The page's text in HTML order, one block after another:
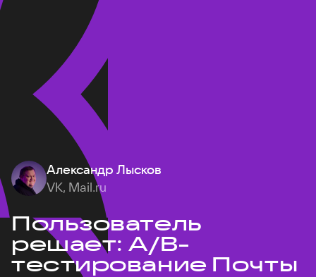
Александр Лысков
VK, Mail.ru
Пользователь
решает: A/B-
тестирование Почты